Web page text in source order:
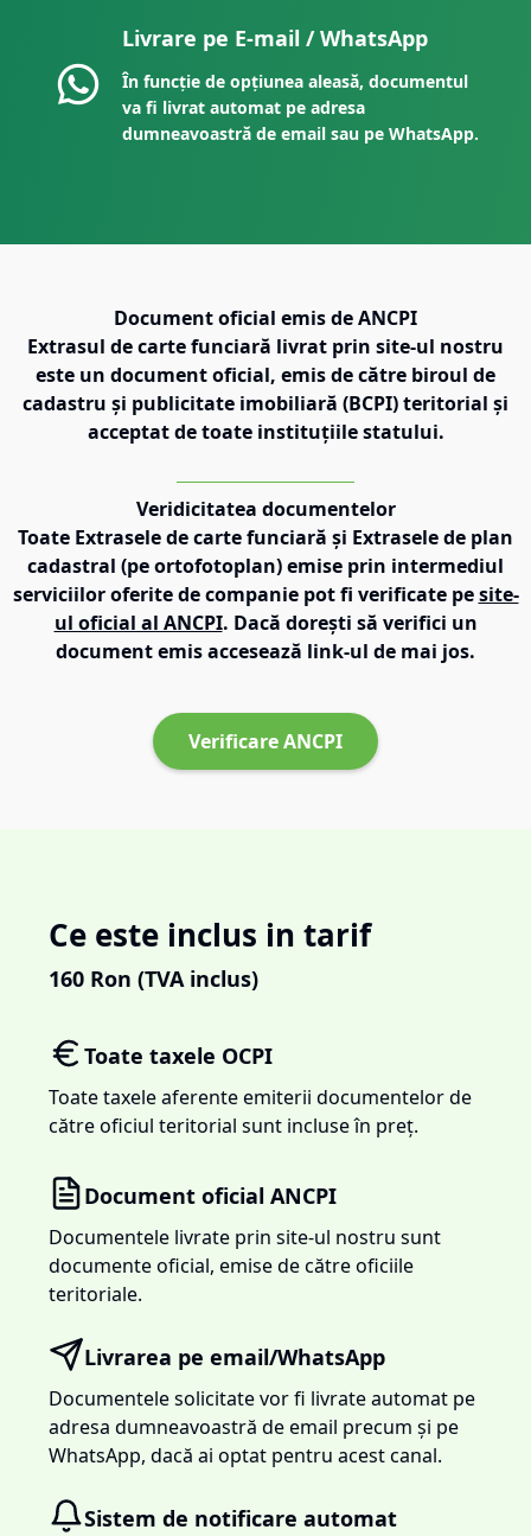
Livrare pe E-mail / WhatsApp
În funcție de opțiunea aleasă, documentul
va fi livrat automat pe adresa
dumneavoastră de email sau pe WhatsApp.
Document oficial emis de ANCPI
Extrasul de carte funciară livrat prin site-ul nostru
este un document oficial, emis de către biroul de
cadastru și publicitate imobiliară (BCPI) teritorial și
acceptat de toate instituțiile statului.
Veridicitatea documentelor
Toate Extrasele de carte funciară și Extrasele de plan
cadastral (pe ortofotoplan) emise prin intermediul
serviciilor oferite de companie pot fi verificate pe site-
ul oficial al ANCPI. Dacă dorești să verifici un
document emis accesează link-ul de mai jos.
Verificare ANCPI
Ce este inclus in tarif
160 Ron (TVA inclus)
Toate taxele OCPI
Toate taxele aferente emiterii documentelor de
către oficiul teritorial sunt incluse în preț.
Document oficial ANCPI
Documentele livrate prin site-ul nostru sunt
documente oficial, emise de către oficiile
teritoriale.
Livrarea pe email/WhatsApp
Documentele solicitate vor fi livrate automat pe
adresa dumneavoastră de email precum și pe
WhatsApp, dacă ai optat pentru acest canal.
Sistem de notificare automat